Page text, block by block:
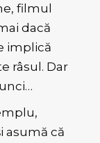
filmul
dacă
implică
râsul. Dar
asumă că